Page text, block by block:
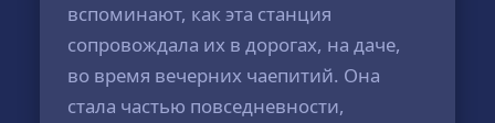
вспоминают, как эта станция
сопровождала их в дорогах, на даче,
во время вечерних чаепитий. Она
стала частью повседневности,